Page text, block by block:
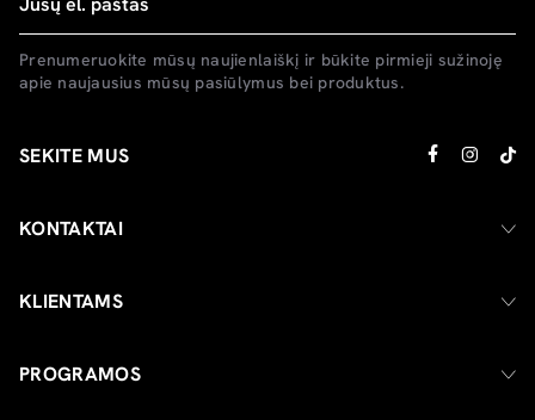
Prenumeruokite mūsų naujienlaiškį ir būkite pirmieji sužinoję
apie naujausius mūsų pasiūlymus bei produktus.
SEKITE MUS
KONTAKTAI
KLIENTAMS
PROGRAMOS